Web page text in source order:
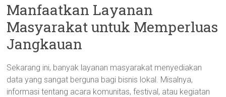
Manfaatkan Layanan
Masyarakat untuk Memperluas
Jangkauan
Sekarang ini, banyak layanan masyarakat menyediakan
data yang sangat berguna bagi bisnis lokal. Misalnya,
informasi tentang acara komunitas, festival, atau kegiatan